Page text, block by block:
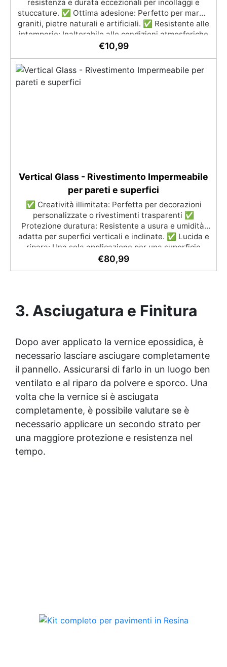
resistenza e durata eccezionali per incollaggi e
stuccature. ✅ Ottima adesione: Perfetto per marmi,
graniti, pietre naturali e artificiali. ✅ Resistente alle
intemperie: Inalterabile alle condizioni atmosferiche
e resistente agli UV. ✅ Applicazioni verticali: Ideale
✅ Facile da usare: Miscelazione semplice con
rapporto 100:50 per risultati ottimali.
€10,99
Vertical Glass - Rivestimento Impermeabile
per pareti e superfici
✅ Creatività illimitata: Perfetta per decorazioni
personalizzate o rivestimenti trasparenti ✅
Protezione duratura: Resistente a usura e umidità,
adatta per superfici verticali e inclinate. ✅ Lucida e
ripara: Una sola applicazione per una superficie
brillante, liscia e protetta dalle infiltrazioni ✅
spessore) La confezione contiene: Vertical Glass A 2
kg + 1.4 kg Vertical Glass B
€80,99
3. Asciugatura e Finitura
Dopo aver applicato la vernice epossidica, è
necessario lasciare asciugare completamente
il pannello. Assicurarsi di farlo in un luogo ben
ventilato e al riparo da polvere e sporco. Una
volta che la vernice si è asciugata
completamente, è possibile valutare se è
necessario applicare un secondo strato per
una maggiore protezione e resistenza nel
tempo.